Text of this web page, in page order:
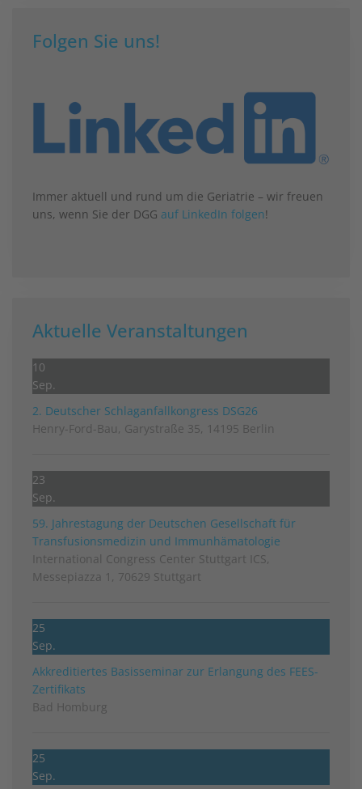
Folgen Sie uns!
Immer aktuell und rund um die Geriatrie – wir freuen
uns, wenn Sie der DGG auf LinkedIn folgen!
Aktuelle Veranstaltungen
10
Sep.
2. Deutscher Schlag­anfall­kongress DSG26
Henry-Ford-Bau, Garystraße 35, 14195 Berlin
23
Sep.
59. Jahrestagung der Deutschen Gesellschaft für
Transfusionsmedizin und Immunhämatologie
International Congress Center Stuttgart ICS,
Messepiazza 1, 70629 Stuttgart
25
Sep.
Akkreditiertes Basisseminar zur Erlangung des FEES-
Zertifikats
Bad Homburg
25
Sep.